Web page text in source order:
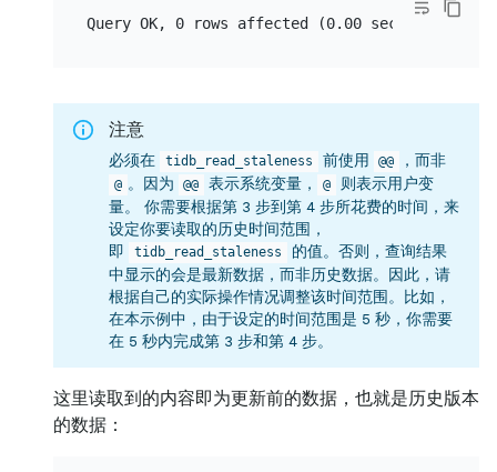
注意
必须在 tidb_read_staleness 前使用 @@ ，而非
@ 。因为 @@ 表示系统变量， @
则表示用户变
量。 你需要根据第 3 步到第 4 步所花费的时间，来
设定你要读取的历史时间范围，
即
tidb_read_staleness
的值。否则，查询结果
中显示的会是最新数据，而非历史数据。因此，请
根据自己的实际操作情况调整该时间范围。比如，
在本示例中，由于设定的时间范围是 5 秒，你需要
在 5 秒内完成第 3 步和第 4 步。
这里读取到的内容即为更新前的数据，也就是历史版本
的数据：